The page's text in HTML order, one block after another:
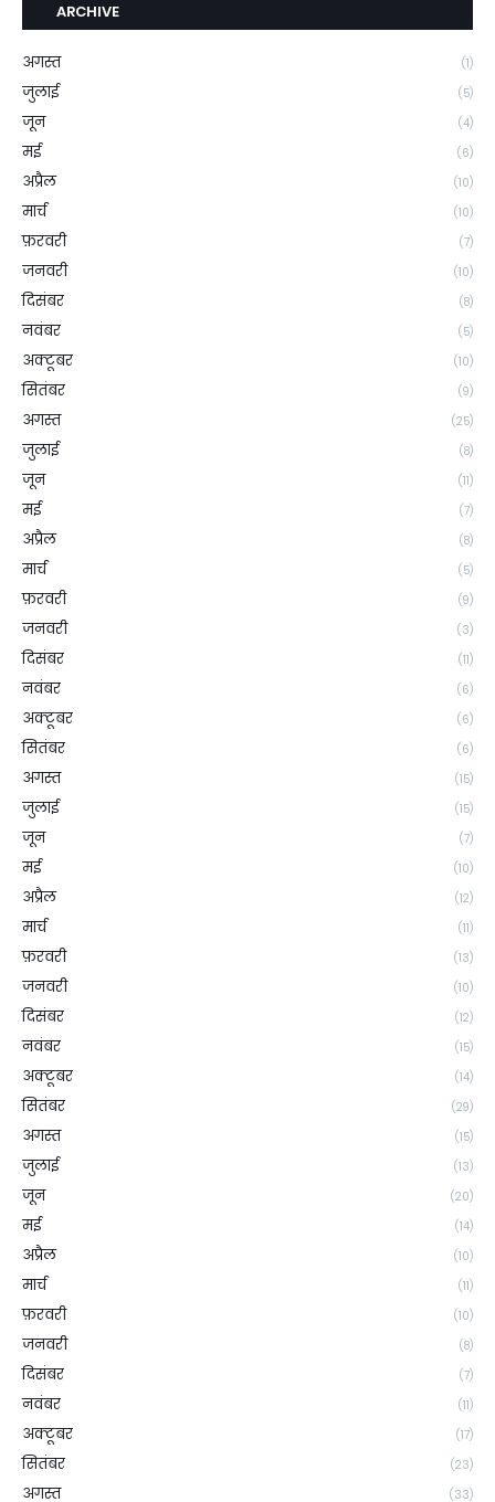
ARCHIVE
अगस्त (1)
जुलाई (5)
जून (4)
मई (6)
अप्रैल (10)
मार्च (10)
फ़रवरी (7)
जनवरी (10)
दिसंबर (8)
नवंबर (5)
अक्टूबर (10)
सितंबर (9)
अगस्त (25)
जुलाई (8)
जून (11)
मई (7)
अप्रैल (8)
मार्च (5)
फ़रवरी (9)
जनवरी (3)
दिसंबर (11)
नवंबर (6)
अक्टूबर (6)
सितंबर (6)
अगस्त (15)
जुलाई (15)
जून (7)
मई (10)
अप्रैल (12)
मार्च (11)
फ़रवरी (13)
जनवरी (10)
दिसंबर (12)
नवंबर (15)
अक्टूबर (14)
सितंबर (29)
अगस्त (15)
जुलाई (13)
जून (20)
मई (14)
अप्रैल (10)
मार्च (11)
फ़रवरी (10)
जनवरी (8)
दिसंबर (7)
नवंबर (11)
अक्टूबर (17)
सितंबर (23)
अगस्त (33)